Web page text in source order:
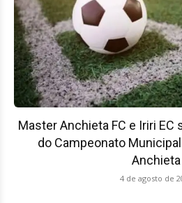
Master Anchieta FC e Iriri EC
do Campeonato
Anchieta
4 de agosto de